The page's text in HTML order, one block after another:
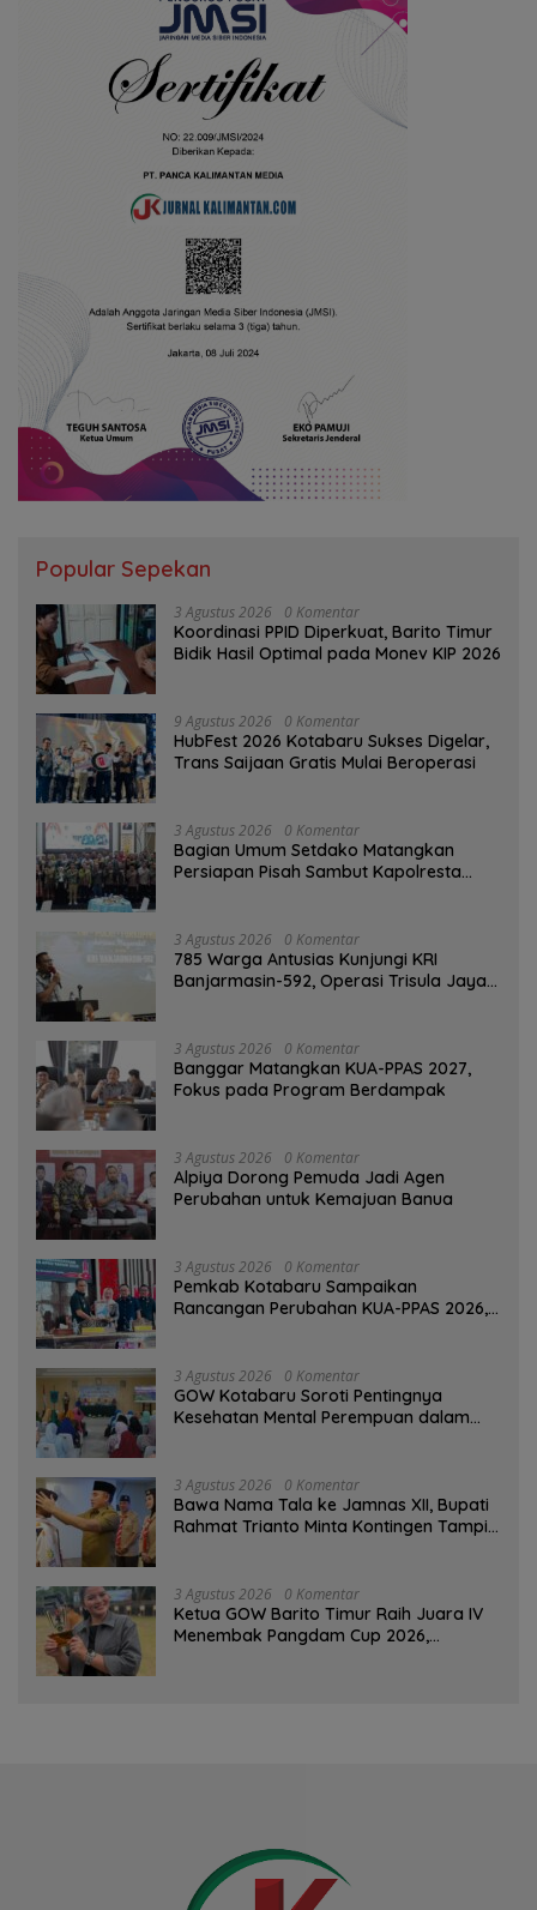
Popular Sepekan
3 Agustus 2026 0 Komentar
Koordinasi PPID Diperkuat, Barito Timur
Bidik Hasil Optimal pada Monev KIP 2026
9 Agustus 2026 0 Komentar
HubFest 2026 Kotabaru Sukses Digelar,
Trans Saijaan Gratis Mulai Beroperasi
3 Agustus 2026 0 Komentar
Bagian Umum Setdako Matangkan
Persiapan Pisah Sambut Kapolresta
3 Agustus 2026 0 Komentar
785 Warga Antusias Kunjungi KRI
Banjarmasin-592, Operasi Trisula Jaya
3 Agustus 2026 0 Komentar
‎Banggar Matangkan KUA-PPAS 2027,
Fokus pada Program Berdampak
3 Agustus 2026 0 Komentar
‎Alpiya Dorong Pemuda Jadi Agen
Perubahan untuk Kemajuan Banua ‎
3 Agustus 2026 0 Komentar
Pemkab Kotabaru Sampaikan
Rancangan Perubahan KUA-PPAS 2026,
3 Agustus 2026 0 Komentar
GOW Kotabaru Soroti Pentingnya
Kesehatan Mental Perempuan dalam
3 Agustus 2026 0 Komentar
Bawa Nama Tala ke Jamnas XII, Bupati
Rahmat Trianto Minta Kontingen Tampil
3 Agustus 2026 0 Komentar
Ketua GOW Barito Timur Raih Juara IV
Menembak Pangdam Cup 2026,